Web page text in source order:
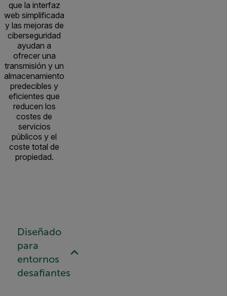
que la interfaz
web simplificada
y las mejoras de
ciberseguridad
ayudan a
ofrecer una
transmisión y un
almacenamiento
predecibles y
eficientes que
reducen los
costes de
servicios
públicos y el
coste total de
propiedad.
Diseñado
para
entornos
desafiantes